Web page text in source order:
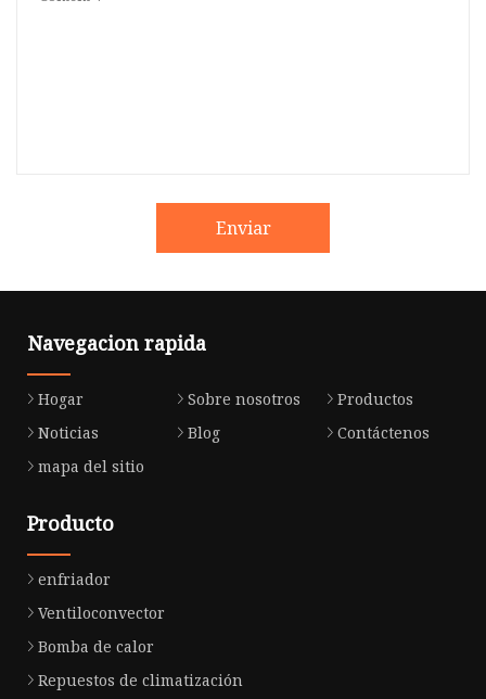
Enviar
Navegacion rapida
Hogar Sobre nosotros
Productos
Noticias
Blog
Contáctenos
mapa del sitio
Producto
enfriador
Ventiloconvector
Bomba de calor
Repuestos de climatización